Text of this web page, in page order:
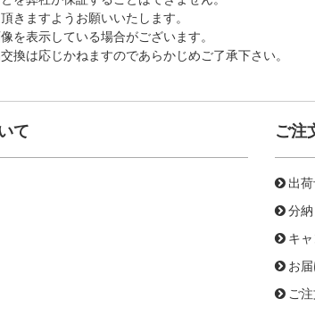
きますようお願いいたします。
を表示している場合がございます。
換は応じかねますのであらかじめご了承下さい。
て ご注
出
分
キ
お
ご